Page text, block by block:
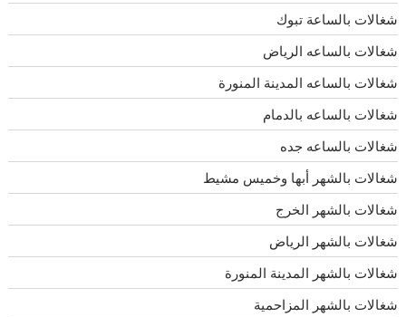
شغالات بالساعة تبوك
شغالات بالساعه الرياض
شغالات بالساعه المدينة المنورة
شغالات بالساعه بالدمام
شغالات بالساعه جده
شغالات بالشهر أبها وخميس مشيط
شغالات بالشهر الخرج
شغالات بالشهر الرياض
شغالات بالشهر المدينة المنورة
شغالات بالشهر المزاحمية